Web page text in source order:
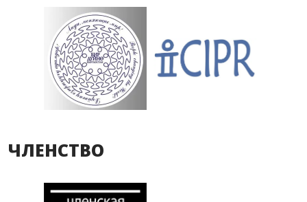
ЧЛЕНСТВО